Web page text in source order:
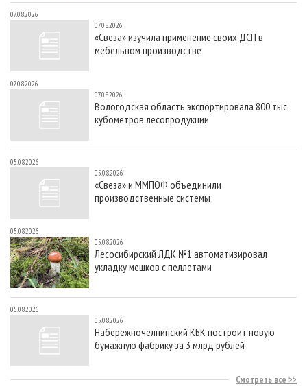
07.08.2026
07.08.2026
«Свеза» изучила применение своих ДСП в
мебельном производстве
07.08.2026
07.08.2026
Вологодская область экспортировала 800 тыс.
кубометров лесопродукции
05.08.2026
05.08.2026
«Свеза» и ММПОФ объединили
производственные системы
05.08.2026
05.08.2026
Лесосибирский ЛДК №1 автоматизировал
укладку мешков с пеллетами
05.08.2026
05.08.2026
Набережночелнинский КБК построит новую
бумажную фабрику за 3 млрд рублей
Смотреть все